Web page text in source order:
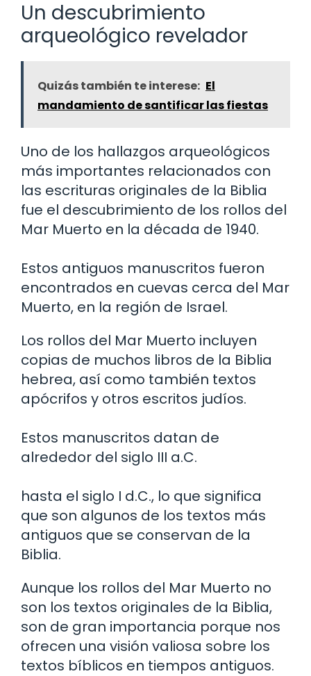
Un descubrimiento
arqueológico revelador
Quizás también te interese: El
mandamiento de santificar las fiestas
Uno de los hallazgos arqueológicos
más importantes relacionados con
las escrituras originales de la Biblia
fue el descubrimiento de los rollos del
Mar Muerto en la década de 1940.
Estos antiguos manuscritos fueron
encontrados en cuevas cerca del Mar
Muerto, en la región de Israel.
Los rollos del Mar Muerto incluyen
copias de muchos libros de la Biblia
hebrea, así como también textos
apócrifos y otros escritos judíos.
Estos manuscritos datan de
alrededor del siglo III a.C.
hasta el siglo I d.C., lo que significa
que son algunos de los textos más
antiguos que se conservan de la
Biblia.
Aunque los rollos del Mar Muerto no
son los textos originales de la Biblia,
son de gran importancia porque nos
ofrecen una visión valiosa sobre los
textos bíblicos en tiempos antiguos.